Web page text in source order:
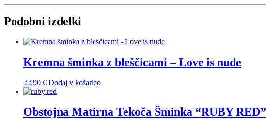
Podobni izdelki
Kremna šminka z bleščicami – Love is nude
22.90 € Dodaj v košarico
Obstojna Matirna Tekoča Šminka “RUBY RED”